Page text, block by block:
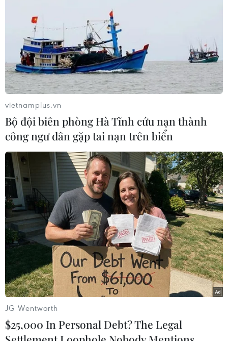
#Honna Tetsuji
#dàn nhạc giao hưởng
#Antonín Dvořák
#hòa nhạc Toyota
#Phan Đỗ Phúc
TP. Hà Nội
Theo dõi VietnamPlus
TIN LIÊN QUAN
vietnamplus.vn
Bộ đội biên phòng Hà Tĩnh cứu nạn thành
công ngư dân gặp tai nạn trên biển
JG Wentworth
$25,000 In Personal Debt? The Legal